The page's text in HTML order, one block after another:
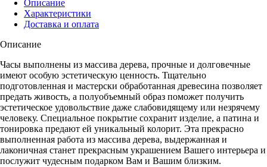
Описание
Характеристики
Доставка и оплата
Описание
Часы выполнены из массива дерева, прочные и долговечные
имеют особую эстетическую ценность. Тщательно
подготовленная и мастерски обработанная древесина позволяет
предать живость, а полуобъемный образ поможет получить
эстетическое удовольствие даже слабовидящему или незрячему
человеку. Специальное покрытие сохранит изделие, а патина и
тонировка предают ей уникальный колорит. Эта прекрасно
выполненная работа из массива дерева, выдержанная и
лаконичная станет прекрасным украшением Вашего интерьера и
послужит чудесным подарком Вам и Вашим близким.